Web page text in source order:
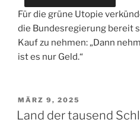
Für die grüne Utopie
die Bundesregierung bereit
Kauf zu nehmen: „Dann
ist es nur Geld.“
VERÖFFENTLICHT
AM
MÄRZ 9, 2025
Land der tausend